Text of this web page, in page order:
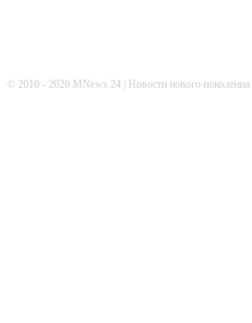
© 2010 - 2026 MNews.24 | Новости нового поколения |